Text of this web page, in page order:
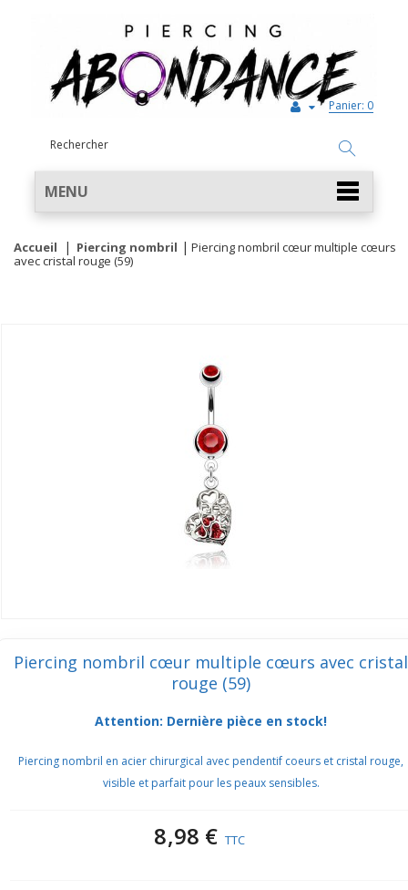
Panier: 0
MENU
Accueil Piercing nombril
Piercing nombril cœur multiple cœurs
avec cristal rouge (59)
Piercing nombril cœur multiple cœurs avec cristal
rouge (59)
Attention: Dernière pièce en stock!
Piercing nombril en acier chirurgical avec pendentif coeurs et cristal rouge,
visible et parfait pour les peaux sensibles.
8,98 € TTC